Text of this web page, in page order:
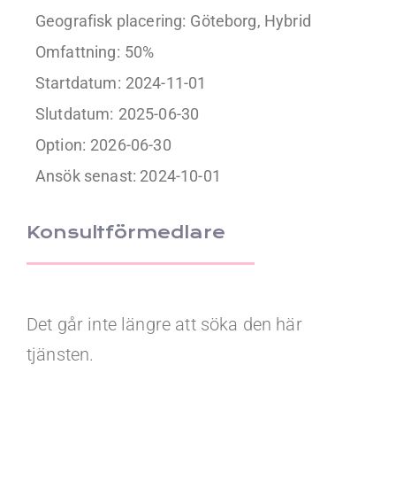
Geografisk placering: Göteborg, Hybrid
Omfattning: 50%
Startdatum: 2024-11-01
Slutdatum: 2025-06-30
Option: 2026-06-30
Ansök senast: 2024-10-01
Konsultförmedlare
Det går inte längre att söka den här
tjänsten.